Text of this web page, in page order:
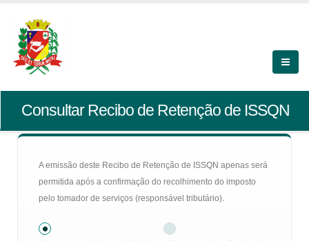
Consultar Recibo de Retenção de ISSQN
A emissão deste Recibo de Retenção de ISSQN apenas será
permitida após a confirmação do recolhimento do imposto
pelo tomador de serviços (responsável tributário).